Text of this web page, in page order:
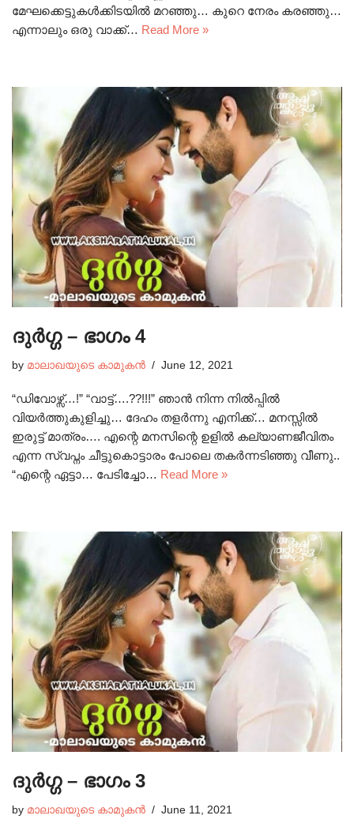
മേഘക്കെട്ടുകൾക്കിടയിൽ മറഞ്ഞു… കുറെ നേരം കരഞ്ഞു…
എന്നാലും ഒരു വാക്ക്… Read More »
ദുർഗ്ഗ – ഭാഗം 4
by മാലാഖയുടെ കാമുകൻ June 12, 2021
“ഡിവോഴ്സ്…!” “വാട്ട്….??!!!” ഞാൻ നിന്ന നിൽപ്പിൽ
വിയർത്തുകുളിച്ചു… ദേഹം തളർന്നു എനിക്ക്… മനസ്സിൽ
ഇരുട്ട് മാത്രം…. എന്റെ മനസിന്റെ ഉളിൽ കല്യാണജീവിതം
എന്ന സ്വപ്നം ചീട്ടുകൊട്ടാരം പോലെ തകർന്നടിഞ്ഞു വീണു..
“എന്റെ ഏട്ടാ… പേടിച്ചോ… Read More »
ദുർഗ്ഗ – ഭാഗം 3
by മാലാഖയുടെ കാമുകൻ June 11, 2021